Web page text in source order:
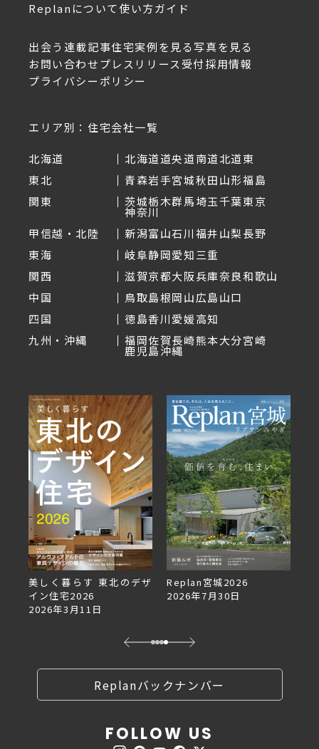
Replanについて使い方ガイド
出会う 連載記事住宅実例を見る写真を見る
お問い合わせ プレスリリース受付採用情報
プライバシーポリシー
エリア別：住宅会社一覧
北海道 北海道道央道南道北道東
東北
青森岩手宮城秋田山形福島
関東
茨城栃木群馬埼玉千葉東京
神奈川
甲信越・北陸
新潟富山石川福井山梨長野
東海
岐阜静岡愛知三重
関西
滋賀京都大阪兵庫奈良和歌山
中国
鳥取島根岡山広島山口
四国
徳島香川愛媛高知
九州・沖縄
福岡佐賀長崎熊本大分宮崎
鹿児島沖縄
美しく暮らす 東北のデザ
イン住宅2026
2026年3月11日
Replan宮城2026
2026年7月30日
Replanバックナンバー
FOLLOW US